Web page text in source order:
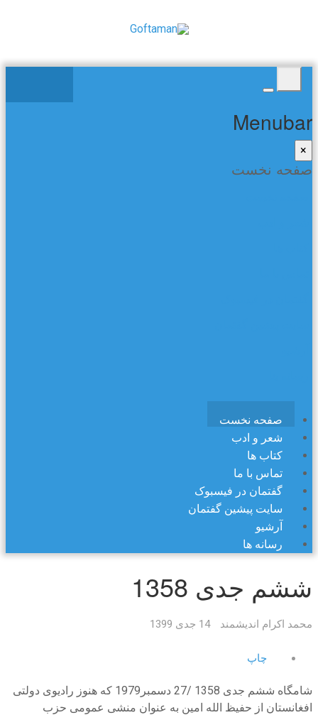
Menubar
×
صفحه نخست
صفحه نخست
شعر و ادب
کتاب ها
تماس با ما
گفتمان در فیسبوک
سایت پیشین گفتمان
آرشیو
رسانه ها
ششم جدی 1358
محمد اکرام اندیشمند 14 جدی 1399
چاپ
شامگاه ششم جدی 1358 /27 دسمبر1979 که هنوز رادیوی دولتی
افغانستان از حفیظ الله امین به عنوان منشی عمومی حزب